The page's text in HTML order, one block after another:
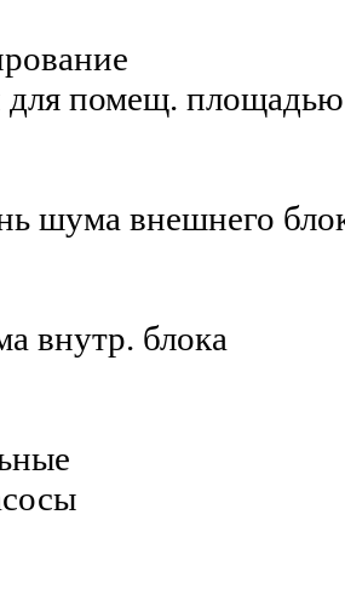
для помещ.
шума внешнего
внутр. блока